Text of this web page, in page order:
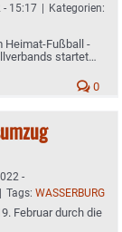
- 15:17 | Kategorien:
Heimat-Fußball -
startet
0
-
| Tags: WASSERBURG
Februar durch die